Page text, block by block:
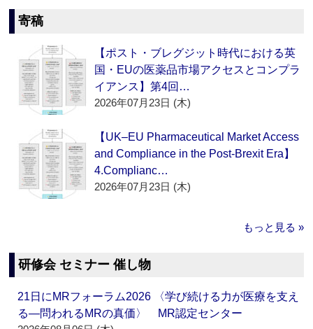
寄稿
【ポスト・ブレグジット時代における英
国・EUの医薬品市場アクセスとコンプラ
イアンス】第4回…
2026年07月23日 (木)
【UK–EU Pharmaceutical Market Access
and Compliance in the Post-Brexit Era】
4.Complianc…
2026年07月23日 (木)
もっと見る »
研修会 セミナー 催し物
21日にMRフォーラム2026 〈学び続ける力が医療を支え
る―問われるMRの真価〉 MR認定センター